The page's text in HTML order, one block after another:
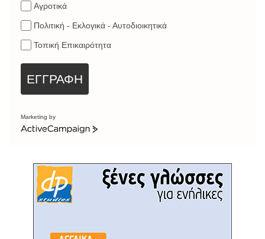
Αγροτικά
Πολιτική - Εκλογικά - Αυτοδιοικητικά
Τοπική Επικαιρότητα
ΕΓΓΡΑΦΗ
Marketing by